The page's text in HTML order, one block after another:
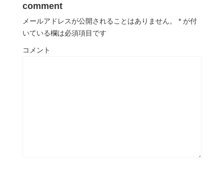
comment
メールアドレスが公開されることはありません。 * が付
いている欄は必須項目です
コメント